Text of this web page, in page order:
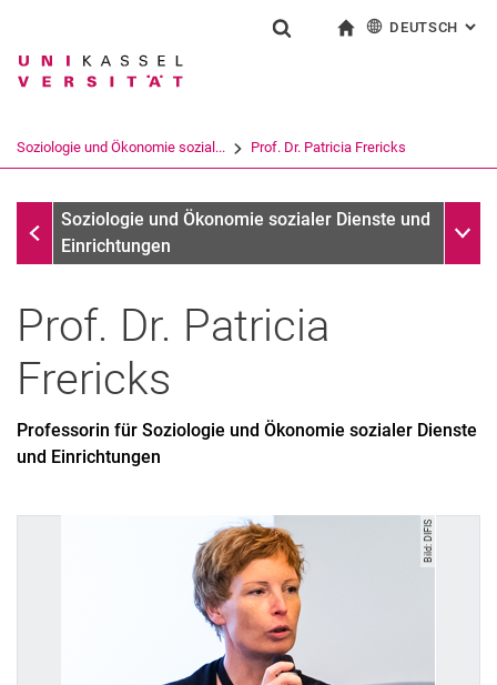
Springe direkt zu: Inhalt
Springe direkt zu: Suche
Springe direkt zu:
Suchbegriff
Suchen (öffnet externen Link in einem
DEUTSCH :
Soziologie und Ökonomie sozial... Prof. Dr. Patricia Frericks
Soziologie und Ökonomie sozialer Dienste und
Soziologie und Ökonomie sozialer Dienste und
Einrichtungen
Prof. Dr. Patricia
Frericks
Professorin für Soziologie und Ökonomie sozialer Dienste
und Einrichtungen
Bild: DIFIS